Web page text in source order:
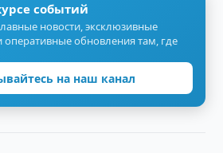
событий
новости, эксклюзивные
оперативные обновления там, где
на наш канал